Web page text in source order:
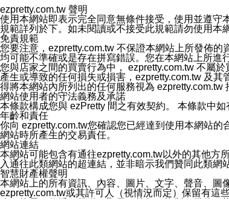
您同意本公司網站，透過您所提供的郵件地址與
停止接收這些資料或電子郵件。
十五、訊息通知
本公司/本服務將以通知型訊息傳送重要訊息給您
本公司/本服務傳送之通知型訊息以對您有效且重
1.LINE 帳號設定的電話號碼與本公司/本服務所傳
2.該 LINE 帳號已在 LINE APP 設定中，同意接收
3.LINE 帳號未封鎖傳送訊息之 LINE 官方帳號。
欲變更通知型訊息的設定，操作如下：
1.點選「主頁」＞「設定」
2.點選「隱私設定」
3.點選「提供使用資料」
4.點選「LINE通知型訊息」
5.開關「接收LINE通知型訊息」
❗️關閉「接收通知型訊息」後，將不會接收到來自
ezpretty.com.tw 聲明
使用本網站即表示完全同意無條件接受，使用並遵守
規範詳列於下。如未閱讀或不接受此規範請勿使用本
免責規範
您要注意，ezpretty.com.tw 不保證本網站上所發佈
均可能不準確或是存在拼寫錯誤。您在本網站上所進
您與店家之間的買賣行為中， ezpretty.com.tw 不屬
產生或導致的任何損失或損害，ezpretty.com.tw 及
得將本網站內所列出的任何服務視為
網站使用者的守法義務及承諾
本條款構成您與 ezPretty 間之有效契約。 本條款中
年齡和責任
你向 ezpretty.com.tw您確認您已經達到使用本網站
網站時所產生的交易責任。
網站連結
本網站可能包含有通往ezpretty.com.tw以外的其他方
入通往此類網站的超連結，並非暗示我們贊同此類網
智慧財產權聲明
本網站上的所有資訊、內容、圖片、文字、聲音、圖
ezpretty.com.tw或其許可人（視情況而定）保留有這